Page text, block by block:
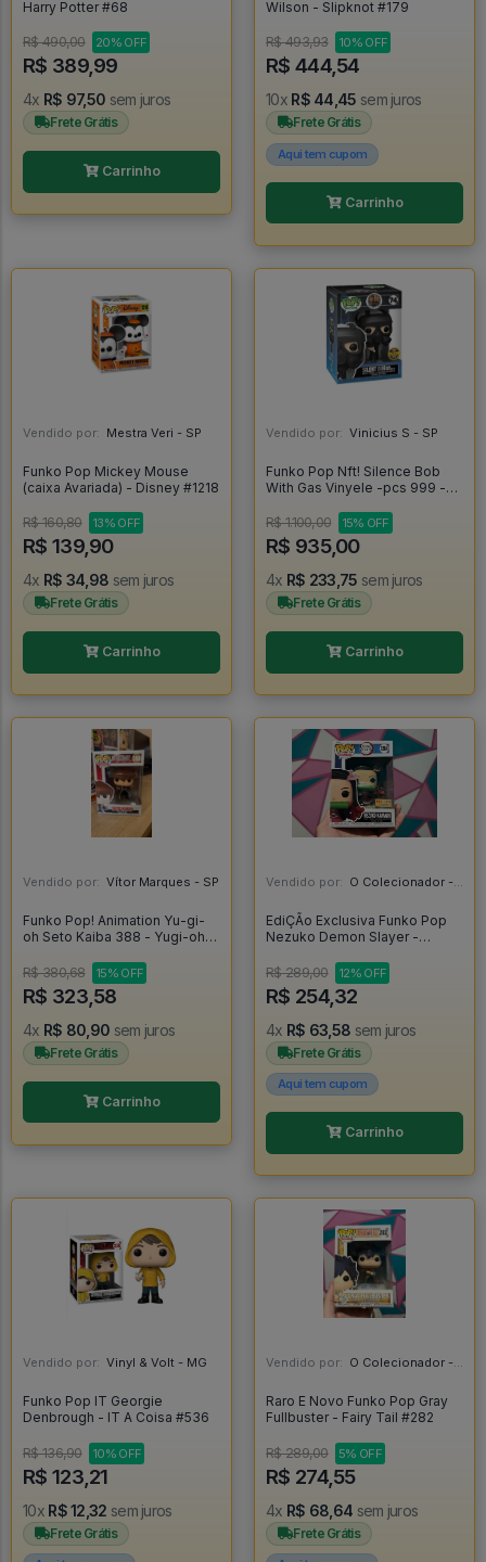
Harry Potter #68
R$ 490,00 20% OFF
R$ 389,99
4x R$ 97,50 sem juros
Frete Grátis
Carrinho
Wilson - Slipknot #179
R$ 493,93 10% OFF
R$ 444,54
10x R$ 44,45 sem juros
Frete Grátis
Aqui tem cupom
Carrinho
Vendido por: Mestra Veri - SP
Funko Pop Mickey Mouse
(caixa Avariada) - Disney #1218
R$ 160,80 13% OFF
R$ 139,90
4x R$ 34,98 sem juros
Frete Grátis
Carrinho
Vendido por: Vinicius S - SP
Funko Pop Nft! Silence Bob
With Gas Vinyele -pcs 999 -
R$ 1.100,00
15% OFF
R$ 935,00
4x R$ 233,75 sem juros
Frete Grátis
Carrinho
Vendido por: Vítor Marques - SP
Funko Pop! Animation Yu-gi-
oh Seto Kaiba 388 - Yugi-oh
R$ 380,68
15% OFF
R$ 323,58
4x R$ 80,90 sem juros
Frete Grátis
Carrinho
Vendido por: O Colecionador - SP
EdiÇÃo Exclusiva Funko Pop
Nezuko Demon Slayer -
R$ 289,00
12% OFF
R$ 254,32
4x R$ 63,58 sem juros
Frete Grátis
Aqui tem cupom
Carrinho
Vendido por: Vinyl & Volt - MG
Funko Pop IT Georgie
Denbrough - IT A Coisa #536
R$ 136,90 10% OFF
R$ 123,21
10x R$ 12,32 sem juros
Frete Grátis
Vendido por: O Colecionador - SP
Raro E Novo Funko Pop Gray
Fullbuster - Fairy Tail #282
R$ 289,00 5% OFF
R$ 274,55
4x R$ 68,64 sem juros
Frete Grátis